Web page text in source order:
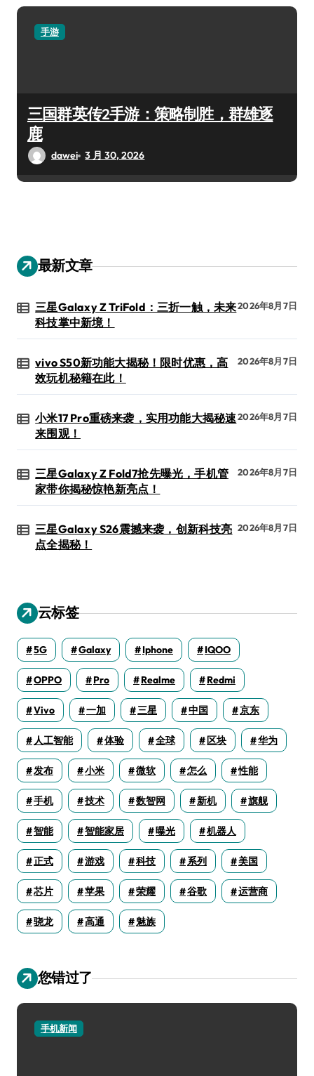
手游
三国群英传2手游：策略制胜，群雄逐
鹿
dawei 3 月 30, 2026
最新文章
三星Galaxy Z TriFold：三折一触，未来
科技掌中新境！
2026年8月7日
vivo S50新功能大揭秘！限时优惠，高
效玩机秘籍在此！
2026年8月7日
小米17 Pro重磅来袭，实用功能大揭秘速
来围观！
2026年8月7日
三星Galaxy Z Fold7抢先曝光，手机管
家带你揭秘惊艳新亮点！
2026年8月7日
三星Galaxy S26震撼来袭，创新科技亮
点全揭秘！
2026年8月7日
云标签
5G Galaxy Iphone IQOO
OPPO Pro Realme Redmi
Vivo 一加 三星 中国 京东
人工智能 体验 全球 区块 华为
发布 小米 微软 怎么 性能
手机 技术 数智网 新机 旗舰
智能 智能家居 曝光 机器人
正式 游戏 科技 系列 美国
芯片 苹果 荣耀 谷歌 运营商
骁龙 高通 魅族
您错过了
手机新闻